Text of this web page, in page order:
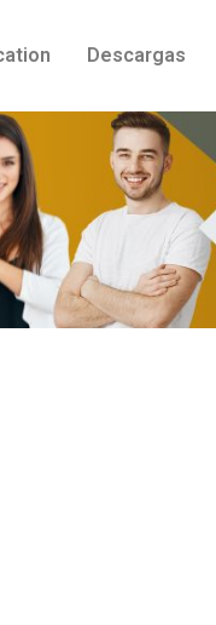
Descargas